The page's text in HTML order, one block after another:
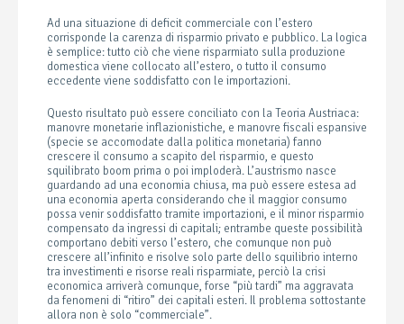
Ad una situazione di deficit commerciale con l’estero
corrisponde la carenza di risparmio privato e pubblico. La logica
è semplice: tutto ciò che viene risparmiato sulla produzione
domestica viene collocato all’estero, o tutto il consumo
eccedente viene soddisfatto con le importazioni.
Questo risultato può essere conciliato con la Teoria Austriaca:
manovre monetarie inflazionistiche, e manovre fiscali espansive
(specie se accomodate dalla politica monetaria) fanno
crescere il consumo a scapito del risparmio, e questo
squilibrato boom prima o poi imploderà. L’austrismo nasce
guardando ad una economia chiusa, ma può essere estesa ad
una economia aperta considerando che il maggior consumo
possa venir soddisfatto tramite importazioni, e il minor risparmio
compensato da ingressi di capitali; entrambe queste possibilità
comportano debiti verso l’estero, che comunque non può
crescere all’infinito e risolve solo parte dello squilibrio interno
tra investimenti e risorse reali risparmiate, perciò la crisi
economica arriverà comunque, forse “più tardi” ma aggravata
da fenomeni di “ritiro” dei capitali esteri. Il problema sottostante
allora non è solo “commerciale”.